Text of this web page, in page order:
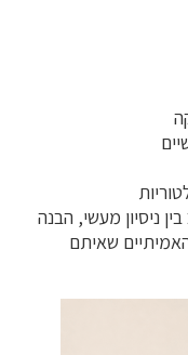
ניסיון מעשי, הבנה
שאיתם